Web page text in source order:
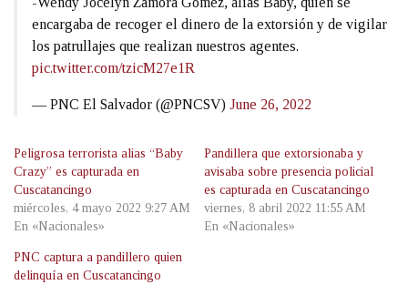
encargaba de recoger el dinero de la extorsión y de vigilar
los patrullajes que realizan nuestros agentes.
pic.twitter.com/tzicM27e1R
— PNC El Salvador (@PNCSV) June 26, 2022
Peligrosa terrorista alias “Baby
Crazy” es capturada en
Cuscatancingo
miércoles, 4 mayo 2022 9:27 AM
En «Nacionales»
Pandillera que extorsionaba y
avisaba sobre presencia policial
es capturada en Cuscatancingo
viernes, 8 abril 2022 11:55 AM
En «Nacionales»
PNC captura a pandillero quien
delinquía en Cuscatancingo